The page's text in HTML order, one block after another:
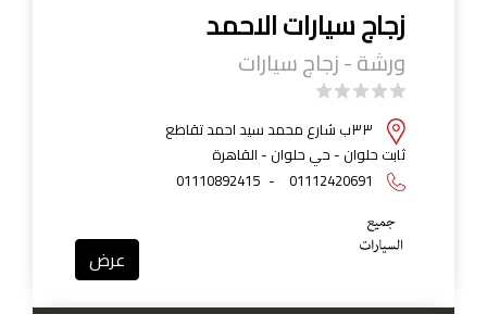
زجاج سيارات الاحمد
ورشة - زجاج سيارات
٣٣ب شارع محمد سيد احمد تقاطع
ثابت حلوان - حي حلوان - القاهرة
01112420691
-
01110892415
عرض